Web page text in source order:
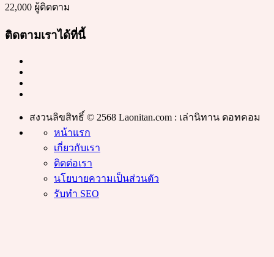
22,000 ผู้ติดตาม
ติดตามเราได้ที่นี้
สงวนลิขสิทธิ์ © 2568 Laonitan.com : เล่านิทาน ดอทคอม
หน้าแรก
เกี่ยวกับเรา
ติดต่อเรา
นโยบายความเป็นส่วนตัว
รับทำ SEO